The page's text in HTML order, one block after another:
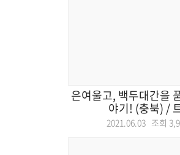
은여울고, 백두대간을
야기! (충북) /
2021.06.03 조회